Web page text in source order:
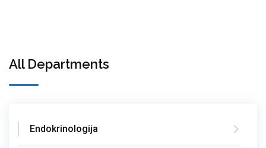
All Departments
Endokrinologija